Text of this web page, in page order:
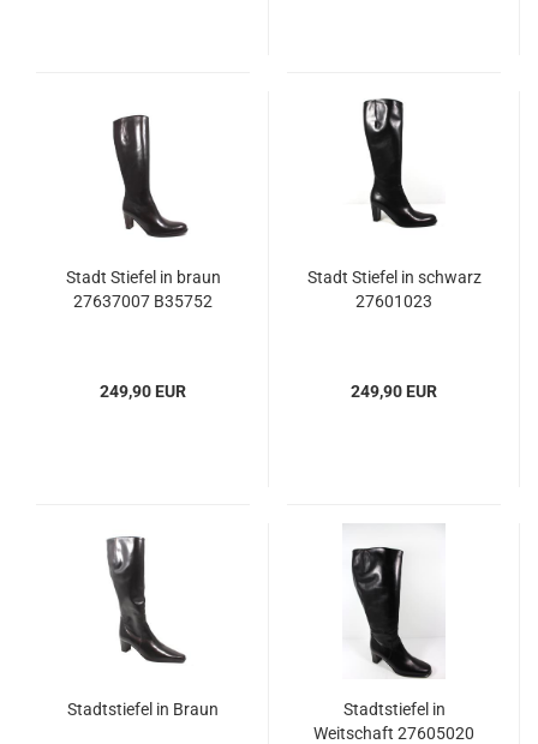
Stadt Stiefel in braun
27637007 B35752
249,90 EUR
Stadt Stiefel in schwarz
27601023
249,90 EUR
Stadtstiefel in Braun
Stadtstiefel in
Weitschaft 27605020